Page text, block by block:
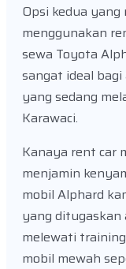
Opsi kedua
menggunakan
sewa Toyota
sangat ideal
yang sedang
Karawaci.
Kanaya rent car
menjamin
mobil Alphard
yang ditugaskan
melewati
mobil mewah